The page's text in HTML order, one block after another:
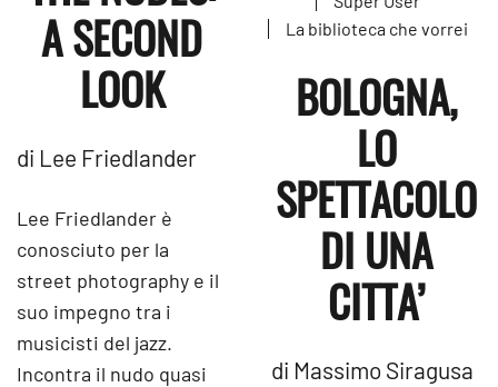
A SECOND
LOOK
di Lee Friedlander
Lee Friedlander è
conosciuto per la
street photography e il
suo impegno tra i
musicisti del jazz.
Incontra il nudo quasi
La biblioteca che vorrei
BOLOGNA,
LO
SPETTACOLO
DI UNA
CITTA’
di Massimo Siragusa